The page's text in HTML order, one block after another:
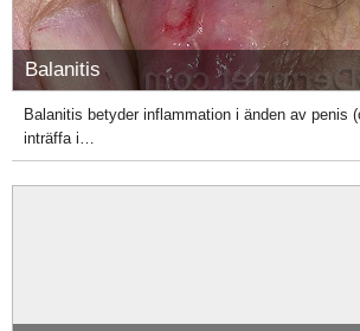
Balanitis
Balanitis betyder inflammation i änden av penis
inträffa i…